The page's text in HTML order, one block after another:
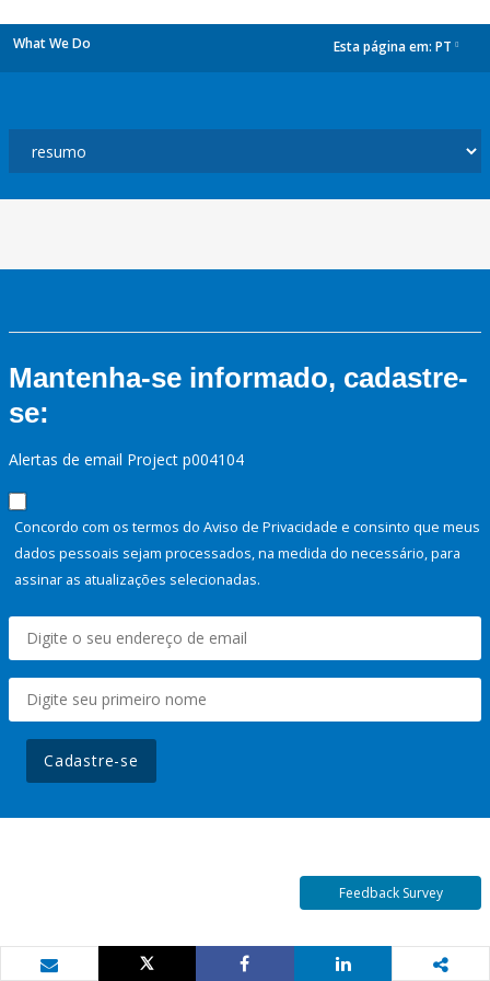
What We Do Esta página em: PT
Mantenha-se informado, cadastre-
se:
Alertas de email Project p004104
Concordo com os termos do Aviso de Privacidade e consinto que meus
dados pessoais sejam processados, na medida do necessário, para
assinar as atualizações selecionadas.
Cadastre-se
Feedback Survey